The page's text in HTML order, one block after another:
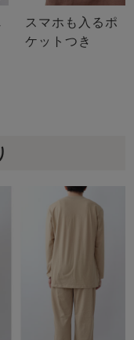
スマホも入るポ
ケットつき